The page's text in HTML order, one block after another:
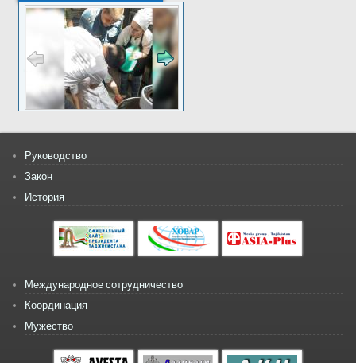
Руководство
Закон
История
Международное сотрудничество
Координация
Мужество